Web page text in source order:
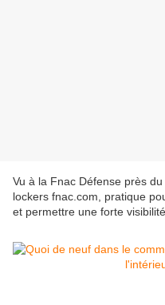
Vu à la Fnac Défense près
lockers fnac.com, pratique
et permettre une forte